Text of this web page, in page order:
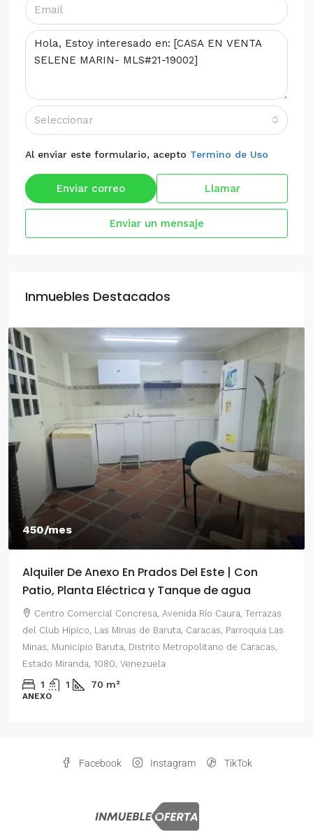
Seleccionar
Al enviar este formulario, acepto Termino de Uso
Enviar correo Llamar
Enviar un mensaje
Inmuebles Destacados
450/mes
Alquiler De Anexo En Prados Del Este | Con
Patio, Planta Eléctrica y Tanque de agua
Centro Comercial Concresa, Avenida Río Caura, Terrazas
del Club Hípico, Las Minas de Baruta, Caracas, Parroquia Las
Minas, Municipio Baruta, Distrito Metropolitano de Caracas,
Estado Miranda, 1080, Venezuela
1 1 70 m²
ANEXO
Facebook Instagram TikTok